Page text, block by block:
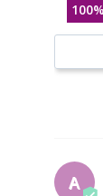
100
A